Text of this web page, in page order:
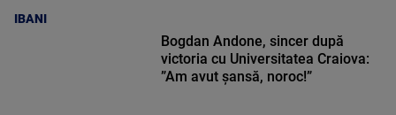
IBANI
Bogdan Andone, sincer după
victoria cu Universitatea Craiova:
”Am avut șansă, noroc!”